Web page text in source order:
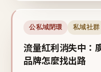
公私域閉環 私域社群
流量紅利消失中：
品牌怎麼找出路